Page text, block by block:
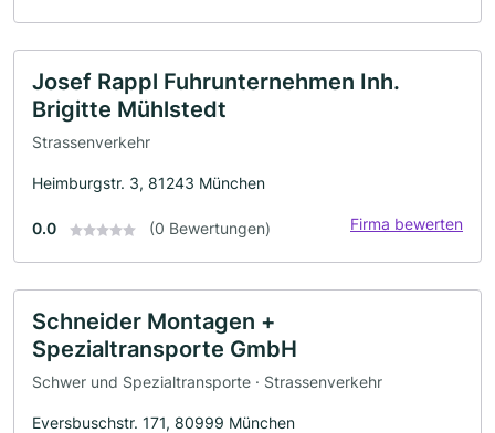
Josef Rappl Fuhrunternehmen Inh.
Brigitte Mühlstedt
Strassenverkehr
Heimburgstr. 3, 81243 München
0.0 (0 Bewertungen) Firma bewerten
Schneider Montagen +
Spezialtransporte GmbH
Schwer und Spezialtransporte · Strassenverkehr
Eversbuschstr. 171, 80999 München